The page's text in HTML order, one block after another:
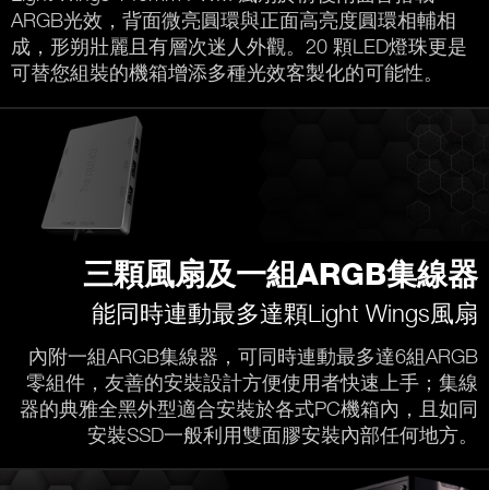
ARGB光效，背面微亮圓環與正面高亮度圓環相輔相
成，形朔壯麗且有層次迷人外觀。20 顆LED燈珠更是
可替您組裝的機箱增添多種光效客製化的可能性。
三顆風扇及一組ARGB集線器
能同時連動最多達顆Light Wings風扇
內附一組ARGB集線器，可同時連動最多達6組ARGB
零組件，友善的安裝設計方便使用者快速上手；集線
器的典雅全黑外型適合安裝於各式PC機箱內，且如同
安裝SSD一般利用雙面膠安裝內部任何地方。